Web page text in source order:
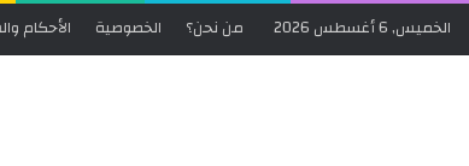
الخميس, 6 أغسطس 2026 من نحن؟ الخصوصية الأحكام